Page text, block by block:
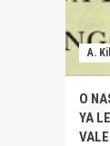
A.
O
YA